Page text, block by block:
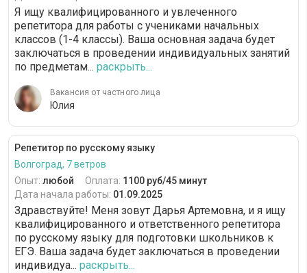
Я ищу квалифицированного и увлеченного
репетитора для работы с учениками начальных
классов (1-4 классы). Ваша основная задача будет
заключаться в проведении индивидуальных занятий
по предметам... раскрыть...
Вакансия от частного лица
Юлия
Репетитор по русскому языку
Волгоград, 7 ветров
Опыт: любой Оплата: 1100 руб/45 минут
Дата начала работы: 01.09.2025
Здравствуйте! Меня зовут Дарья Артемовна, и я ищу
квалифицированного и ответственного репетитора
по русскому языку для подготовки школьников к
ЕГЭ. Ваша задача будет заключаться в проведении
индивидуа... раскрыть...